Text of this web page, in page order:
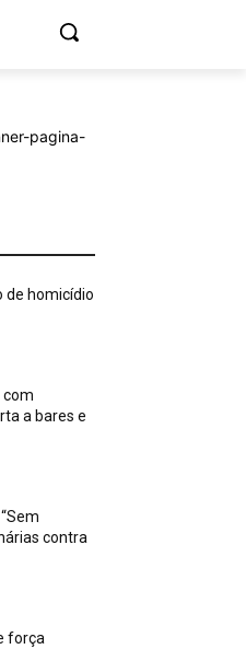
pagina-
de homicídio
com
a bares e
contra
força